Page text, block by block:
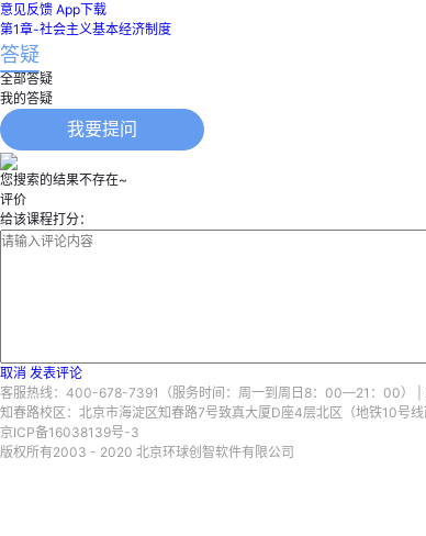
意见反馈 App下载
第1章-社会主义基本经济制度
答疑
全部答疑
我的答疑
我要提问
您搜索的结果不存在~
评价
给该课程打分：
取消 发表评论
客服热线：400-678-7391（服务时间：周一到周日8：00—21：00） |
知春路校区：北京市海淀区知春路7号致真大厦D座4层北区（地铁10号
京ICP备16038139号-3
版权所有2003 - 2020 北京环球创智软件有限公司